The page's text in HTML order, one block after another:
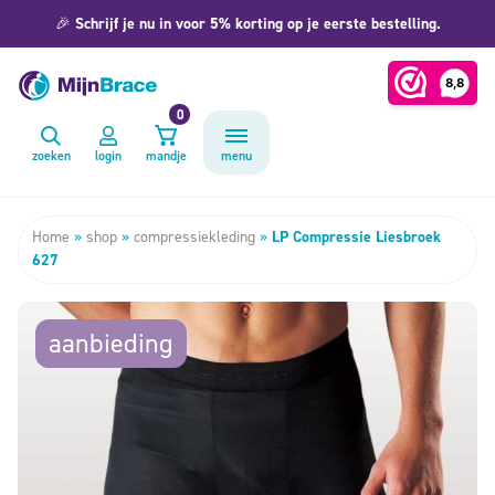
🎉 Schrijf je nu in voor 5% korting op je eerste bestelling.
zoeken login mandje
0
menu
Home » shop » compressiekleding » LP Compressie Liesbroek
627
aanbieding